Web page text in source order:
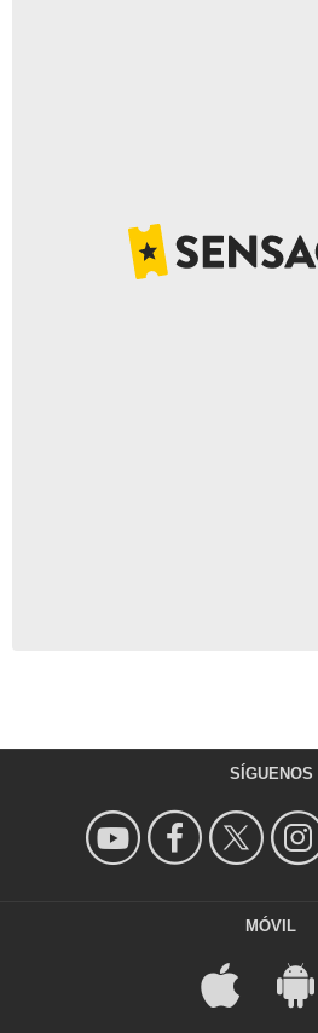
SÍGUENOS
MÓVIL